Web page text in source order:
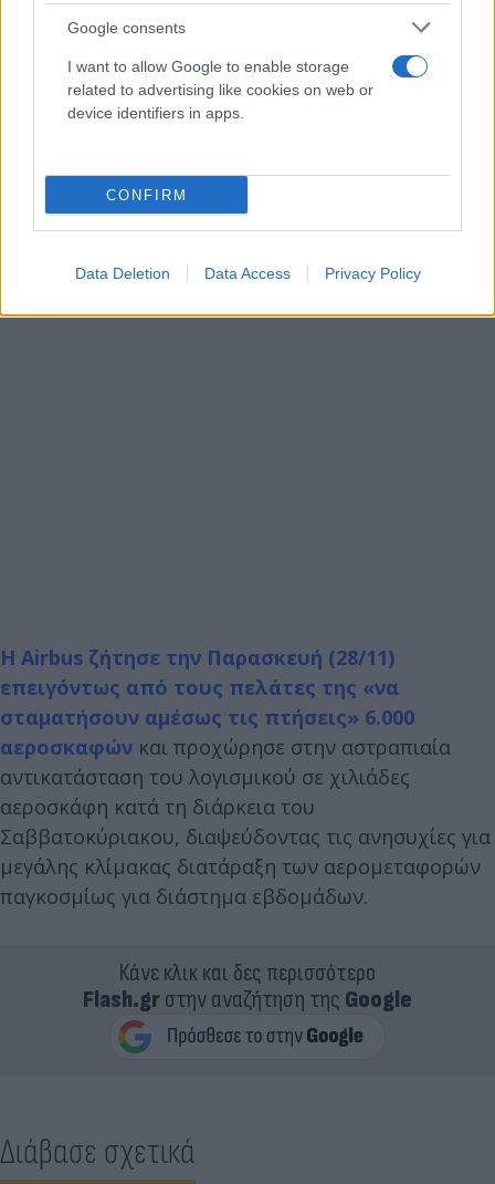
Google consents
I want to allow Google to enable storage
related to advertising like cookies on web or
device identifiers in apps.
CONFIRM
Data Deletion Data Access Privacy Policy
Η Airbus ζήτησε την Παρασκευή (28/11)
επειγόντως από τους πελάτες της «να
σταματήσουν αμέσως τις πτήσεις» 6.000
αεροσκαφών και προχώρησε στην αστραπιαία
αντικατάσταση του λογισμικού σε χιλιάδες
αεροσκάφη κατά τη διάρκεια του
Σαββατοκύριακου, διαψεύδοντας τις ανησυχίες για
μεγάλης κλίμακας διατάραξη των αερομεταφορών
παγκοσμίως για διάστημα εβδομάδων.
Κάνε κλικ και δες περισσότερο
Flash.grστην αναζήτηση της Google
Διάβασε σχετικά